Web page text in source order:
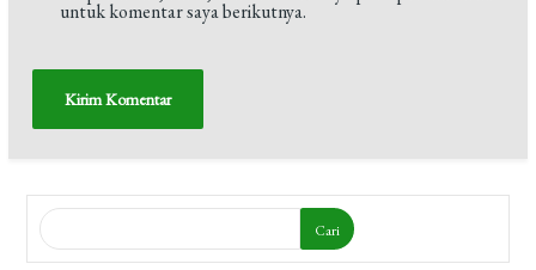
untuk komentar saya berikutnya.
Cari